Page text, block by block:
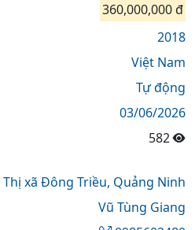
360,000,000 đ
2018
Việt Nam
Tự động
03/06/2026
582
Thị xã Đông Triều, Quảng Ninh
Vũ Tùng Giang